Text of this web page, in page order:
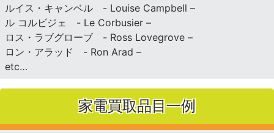
ルイス・キャンベル - Louise Campbell –
ル コルビジェ - Le Corbusier –
ロス・ラブグローブ - Ross Lovegrove –
ロン・アラッド - Ron Arad –
etc…
家電買取品目一例